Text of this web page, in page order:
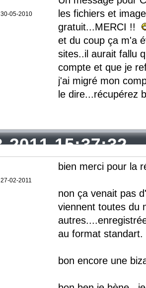
05-2010
les fichiers et
gratuit...MERCI !!
et du coup ça m'a
sites..il aurait fallu
compte et que je
j'ai migré mon
le dire...récupérez
2011 15:37:32
02-2011
bien merci pour la
non ça venait pas
viennent toutes du
au format standart.
bon encore une